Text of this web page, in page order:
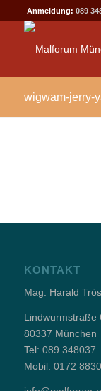
Anmeldung: 089
wigwam-jerry-
KONTAKT
Mag. Harald
Lindwurmstraße
80337 München
Tel: 089 348037
Mobil: 0172